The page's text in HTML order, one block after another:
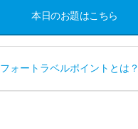
本日のお題はこちら
フォートラベルポイントとは？